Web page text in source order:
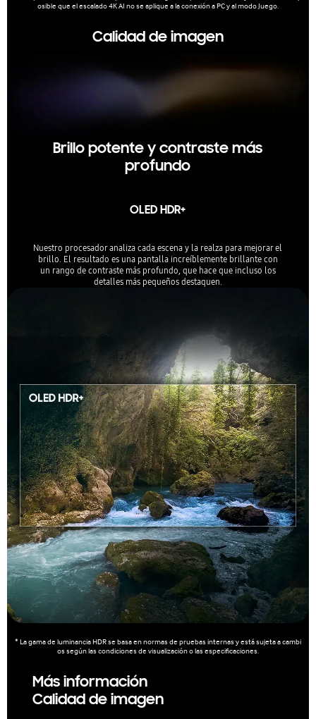
osible que el escalado 4K AI no se aplique a la conexión a PC y al modo Juego.
Calidad de imagen
Brillo potente y contraste más
profundo
OLED HDR+
Nuestro procesador analiza cada escena y la realza para mejorar el
brillo. El resultado es una pantalla increíblemente brillante con
un rango de contraste más profundo, que hace que incluso los
detalles más pequeños destaquen.
* La gama de luminancia HDR se basa en normas de pruebas internas y está sujeta a cambi
os según las condiciones de visualización o las especificaciones.
Más información
Calidad de imagen